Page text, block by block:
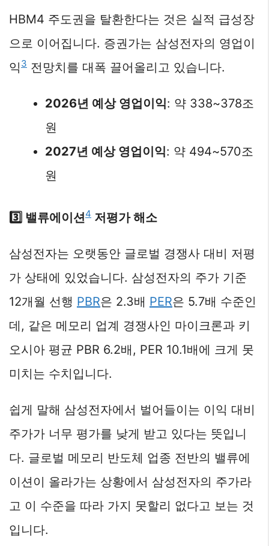
HBM4 주도권을 탈환한다는 것은 실적 급성장
으로 이어집니다. 증권가는 삼성전자의 영업이
익 3 전망치를 대폭 끌어올리고 있습니다.
2026년 예상 영업이익: 약 338~378조
원
2027년 예상 영업이익: 약 494~570조
원
3️⃣ 밸류에이션4 저평가 해소
삼성전자는 오랫동안 글로벌 경쟁사 대비 저평
가 상태에 있었습니다. 삼성전자의 주가 기준
12개월 선행 PBR은 2.3배 PER은 5.7배 수준인
데, 같은 메모리 업계 경쟁사인 마이크론과 키
오시아 평균 PBR 6.2배, PER 10.1배에 크게 못
미치는 수치입니다.
쉽게 말해 삼성전자에서 벌어들이는 이익 대비
주가가 너무 평가를 낮게 받고 있다는 뜻입니
다. 글로벌 메모리 반도체 업종 전반의 밸류에
이션이 올라가는 상황에서 삼성전자의 주가라
고 이 수준을 따라 가지 못할리 없다고 보는 것
입니다.